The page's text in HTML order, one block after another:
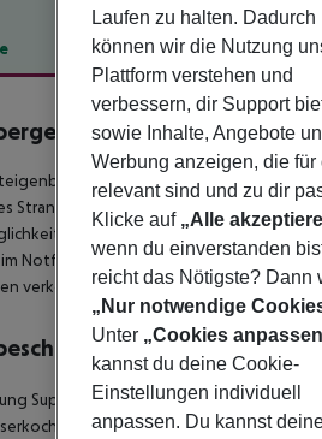
Hotelbeschreibung
Makadi
5
Makadi Ex Jaz Makadi
Strand-Shuttle). Am Strand sind
liegen ca. 20 km vom Hotel.
Notfall befindet sich ein Krankenhaus
verkehrt (gegen Gebühr) ein Shuttle
Superior Zimmer (Gartenblick):Die
(kostenlos), Internet
Laufen zu halten. Dadurch
können wir die Nutzung
Plattform verstehen und
verbessern, dir Support
sowie Inhalte, Angebote
Werbung anzeigen, die für
relevant sind und zu dir
Klicke auf „Alle
wenn du einverstanden
reicht das Nötigste? Dann
„Nur notwendige
Unter „Cookies
kannst du deine Cookie-
Einstellungen individuell
anpassen. Du kannst